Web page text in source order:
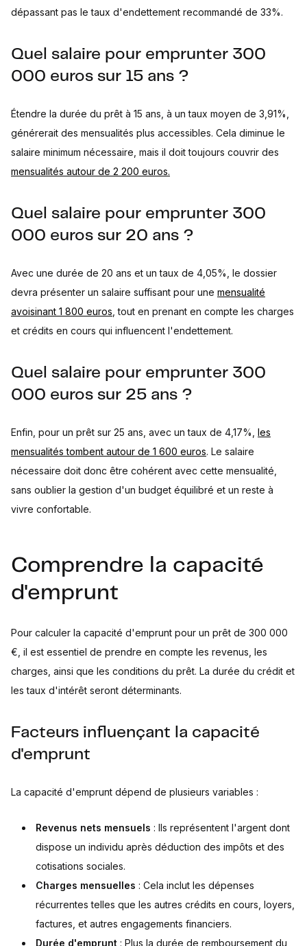
dépassant pas le taux d'endettement recommandé de 33%.
Quel salaire pour emprunter 300
000 euros sur 15 ans ?
Étendre la durée du prêt à 15 ans, à un taux moyen de 3,91%,
générerait des mensualités plus accessibles. Cela diminue le
salaire minimum nécessaire, mais il doit toujours couvrir des
mensualités autour de 2 200 euros.
Quel salaire pour emprunter 300
000 euros sur 20 ans ?
Avec une durée de 20 ans et un taux de 4,05%, le dossier
devra présenter un salaire suffisant pour une mensualité
avoisinant 1 800 euros , tout en prenant en compte les charges
et crédits en cours qui influencent l'endettement.
Quel salaire pour emprunter 300
000 euros sur 25 ans ?
Enfin, pour un prêt sur 25 ans, avec un taux de 4,17%, les
mensualités tombent autour de 1 600 euros. Le salaire
nécessaire doit donc être cohérent avec cette mensualité,
sans oublier la gestion d'un budget équilibré et un reste à
vivre confortable.
Comprendre la capacité
d'emprunt
Pour calculer la capacité d'emprunt pour un prêt de 300 000
€, il est essentiel de prendre en compte les revenus, les
charges, ainsi que les conditions du prêt. La durée du crédit et
les taux d'intérêt seront déterminants.
Facteurs influençant la capacité
d'emprunt
La capacité d'emprunt dépend de plusieurs variables :
Revenus nets mensuels : Ils représentent l'argent dont
dispose un individu après déduction des impôts et des
cotisations sociales.
Charges mensuelles : Cela inclut les dépenses
récurrentes telles que les autres crédits en cours, loyers,
factures, et autres engagements financiers.
Durée d'emprunt : Plus la durée de remboursement du